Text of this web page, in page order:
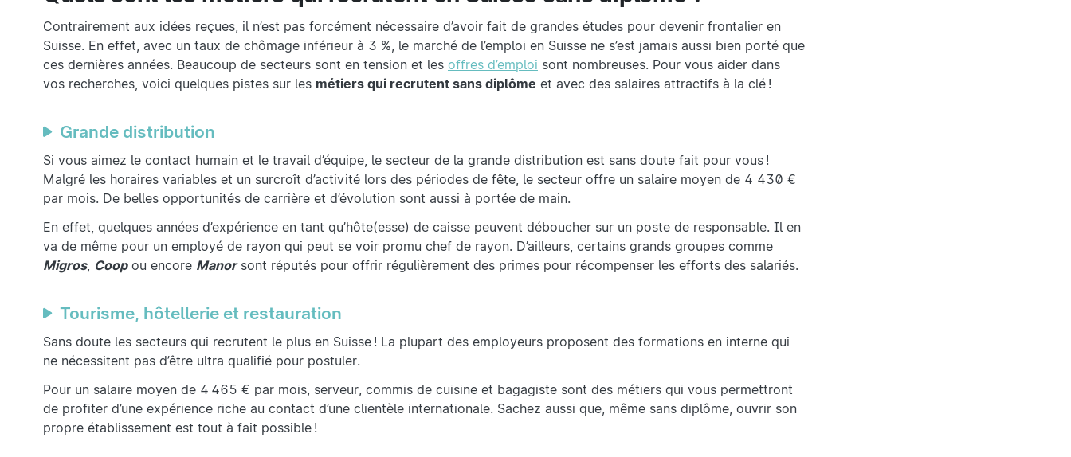
Contrairement aux idées reçues, il n’est pas forcément nécessaire d’avoir fait de grandes études pour devenir frontalier en
Suisse. En effet, avec un taux de chômage inférieur à 3 %, le marché de l’emploi en Suisse ne s’est jamais aussi bien porté que
ces dernières années. Beaucoup de secteurs sont en tension et les offres d’emploi sont nombreuses. Pour vous aider dans
vos recherches, voici quelques pistes sur les métiers qui recrutent sans diplôme et avec des salaires attractifs à la clé !
Grande distribution
Si vous aimez le contact humain et le travail d’équipe, le secteur de la grande distribution est sans doute fait pour vous !
Malgré les horaires variables et un surcroît d’activité lors des périodes de fête, le secteur offre un salaire moyen de 4 430 €
par mois. De belles opportunités de carrière et d’évolution sont aussi à portée de main.
En effet, quelques années d’expérience en tant qu’hôte(esse) de caisse peuvent déboucher sur un poste de responsable. Il en
va de même pour un employé de rayon qui peut se voir promu chef de rayon. D’ailleurs, certains grands groupes comme
Migros, Coopou encore Manorsont réputés pour offrir régulièrement des primes pour récompenser les efforts des salariés.
Tourisme, hôtellerie et restauration
Sans doute les secteurs qui recrutent le plus en Suisse ! La plupart des employeurs proposent des formations en interne qui
ne nécessitent pas d’être ultra qualifié pour postuler.
Pour un salaire moyen de 4 465 € par mois, serveur, commis de cuisine et bagagiste sont des métiers qui vous permettront
de profiter d’une expérience riche au contact d’une clientèle internationale. Sachez aussi que, même sans diplôme, ouvrir son
propre établissement est tout à fait possible !